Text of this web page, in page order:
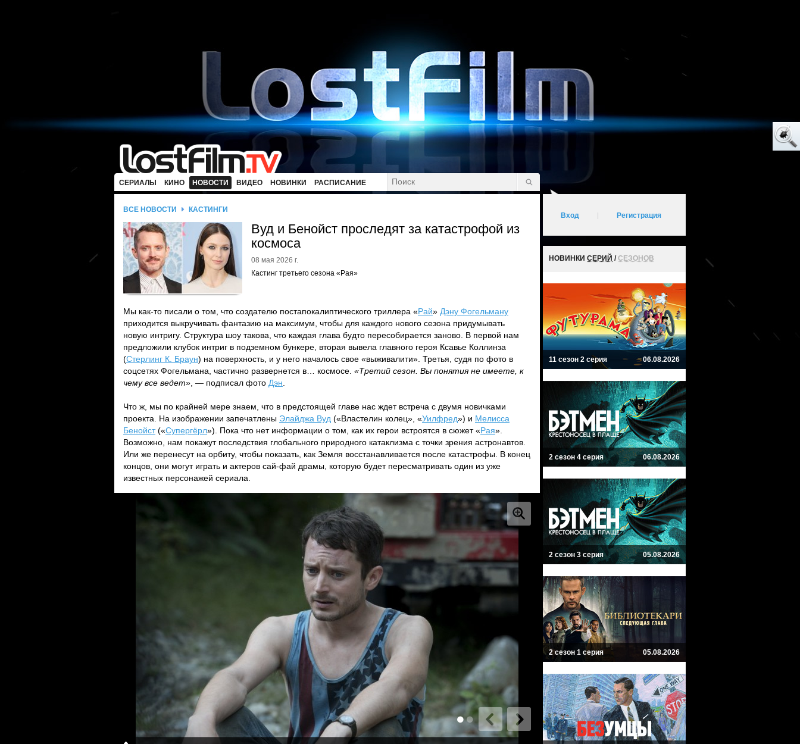
СЕРИАЛЫ КИНО НОВОСТИ ВИДЕО НОВИНКИ РАСПИСАНИЕ
ВСЕ НОВОСТИ КАСТИНГИ
Вуд и Бенойст проследят за катастрофой из
космоса
08 мая 2026 г.
Кастинг третьего сезона «Рая»
Мы как-то писали о том, что создателю постапокалиптического триллера «Рай» Дэну Фогельману
приходится выкручивать фантазию на максимум, чтобы для каждого нового сезона придумывать
новую интригу. Структура шоу такова, что каждая глава будто пересобирается заново. В первой нам
предложили клубок интриг в подземном бункере, вторая вывела главного героя Ксавье Коллинза
(Стерлинг К. Браун) на поверхность, и у него началось свое «выживалити». Третья, судя по фото в
соцсетях Фогельмана, частично развернется в… космосе. «Третий сезон. Вы понятия не имеете, к
чему все ведет» , — подписал фото Дэн
Что ж, мы по крайней мере знаем, что в предстоящей главе нас ждет встреча с двумя новичками
проекта. На изображении запечатлены Элайджа Вуд («Властелин колец», «Уилфред») и Мелисса
Бенойст(«Супергёрл»). Пока что нет информации о том, как их герои встроятся в сюжет «Рая».
Возможно, нам покажут последствия глобального природного катаклизма с точки зрения астронавтов.
Или же перенесут на орбиту, чтобы показать, как Земля восстанавливается после катастрофы. В конец
концов, они могут играть и актеров сай-фай драмы, которую будет пересматривать один из уже
известных персонажей сериала.
Вход Регистрация
НОВИНКИ СЕРИЙ /СЕЗОНОВ
11 сезон 2 серия 06.08.2026
2 сезон 4 серия 06.08.2026
2 сезон 3 серия 05.08.2026
2 сезон 1 серия 05.08.2026